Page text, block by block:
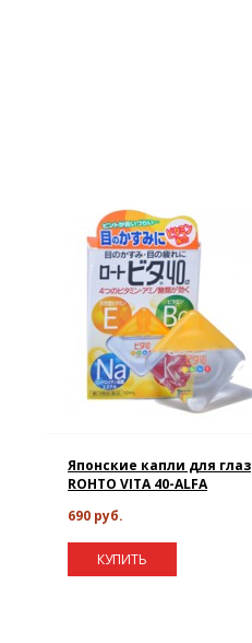
Японские капли для глаз
ROHTO VITA 40-ALFA
690 руб.
КУПИТЬ